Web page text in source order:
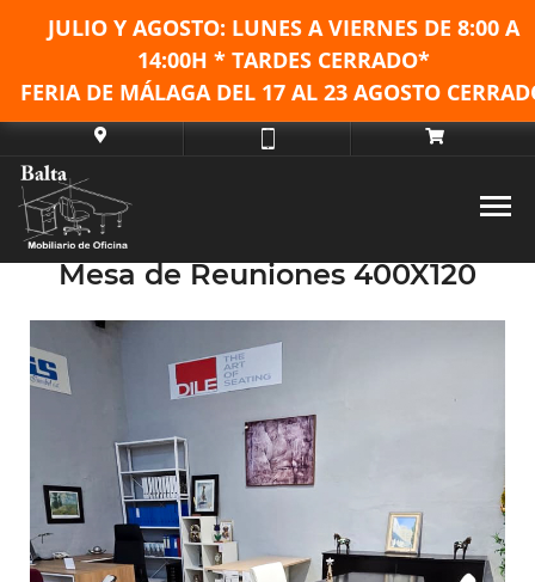
JULIO Y AGOSTO: LUNES A VIERNES DE 8:00 A
14:00H * TARDES CERRADO*
FERIA DE MÁLAGA DEL 17 AL 23 AGOSTO
Mesa de Reuniones 400X120